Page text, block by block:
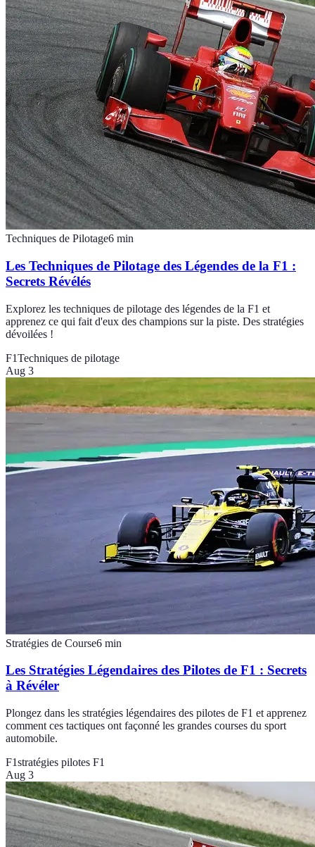
Techniques de Pilotage6 min
Les Techniques de Pilotage des Légendes de la F1 :
Secrets Révélés
Explorez les techniques de pilotage des légendes de la F1 et
apprenez ce qui fait d'eux des champions sur la piste. Des stratégies
dévoilées !
F1Techniques de pilotage
Aug 3
Stratégies de Course6 min
Les Stratégies Légendaires des Pilotes de F1 : Secrets
à Révéler
Plongez dans les stratégies légendaires des pilotes de F1 et apprenez
comment ces tactiques ont façonné les grandes courses du sport
automobile.
F1stratégies pilotes F1
Aug 3